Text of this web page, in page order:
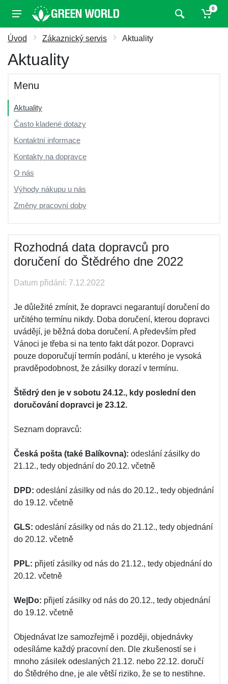
0
Úvod Zákaznický servis Aktuality
Aktuality
Menu
Aktuality
Často kladené dotazy
Kontaktní informace
Kontakty na dopravce
O nás
Výhody nákupu u nás
Změny pracovní doby
Rozhodná data dopravců pro
doručení do Štědrého dne 2022
Datum přidání: 7.12.2022
Je důležité zmínit, že dopravci negarantují doručení do
určitého termínu nikdy. Doba doručení, kterou dopravci
uvádějí, je běžná doba doručení. A především před
Vánoci je třeba si na tento fakt dát pozor. Dopravci
pouze doporučují termín podání, u kterého je vysoká
pravděpodobnost, že zásilky dorazí v termínu.
Štědrý den je v sobotu 24.12., kdy poslední den
doručování dopravci je 23.12.
Seznam dopravců:
Česká pošta (také Balíkovna): odeslání zásilky do
21.12., tedy objednání do 20.12. včetně
DPD: odeslání zásilky od nás do 20.12., tedy objednání
do 19.12. včetně
GLS: odeslání zásilky od nás do 21.12., tedy objednání
do 20.12. včetně
PPL: přijetí zásilky od nás do 21.12., tedy objednání do
20.12. včetně
We|Do: přijetí zásilky od nás do 20.12., tedy objednání
do 19.12. včetně
Objednávat lze samozřejmě i později, objednávky
odesíláme každý pracovní den. Dle zkušeností se i
mnoho zásilek odeslaných 21.12. nebo 22.12. doručí
do Štědrého dne, je ale větší riziko, že se to nestihne.